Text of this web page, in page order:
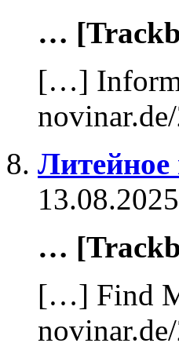
…
[…]
Литейное
…
[…] Find